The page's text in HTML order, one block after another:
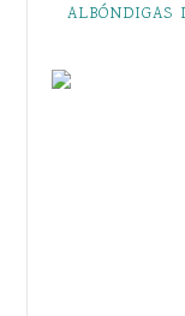
ALBÓNDIGAS